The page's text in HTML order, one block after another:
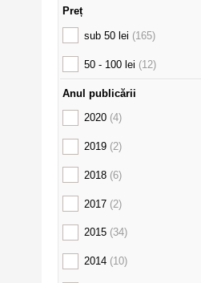
Preț
sub 50 lei (165)
50 - 100 lei (12)
Anul publicării
2020 (4)
2019 (2)
2018 (6)
2017 (2)
2015 (34)
2014 (10)